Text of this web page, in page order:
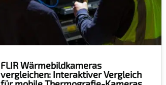
FLIR Wärmebildkameras
vergleichen: Interaktiver Vergleich